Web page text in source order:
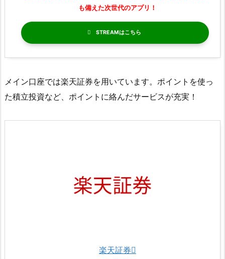
も備えた次世代のアプリ！
STREAM
メイン口座では楽天証券を用いています。ポイントを使っ
た積立投資など、ポイントに絡んだサービスが充実！
楽天証券